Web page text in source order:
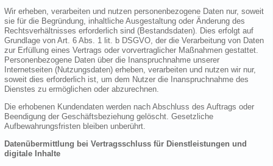
Wir erheben, verarbeiten und nutzen personenbezogene Daten nur, soweit
sie für die Begründung, inhaltliche Ausgestaltung oder Änderung des
Rechtsverhältnisses erforderlich sind (Bestandsdaten). Dies erfolgt auf
Grundlage von Art. 6 Abs. 1 lit. b DSGVO, der die Verarbeitung von Daten
zur Erfüllung eines Vertrags oder vorvertraglicher Maßnahmen gestattet.
Personenbezogene Daten über die Inanspruchnahme unserer
Internetseiten (Nutzungsdaten) erheben, verarbeiten und nutzen wir nur,
soweit dies erforderlich ist, um dem Nutzer die Inanspruchnahme des
Dienstes zu ermöglichen oder abzurechnen.
Die erhobenen Kundendaten werden nach Abschluss des Auftrags oder
Beendigung der Geschäftsbeziehung gelöscht. Gesetzliche
Aufbewahrungsfristen bleiben unberührt.
Datenübermittlung bei Vertragsschluss für Dienstleistungen und
digitale Inhalte